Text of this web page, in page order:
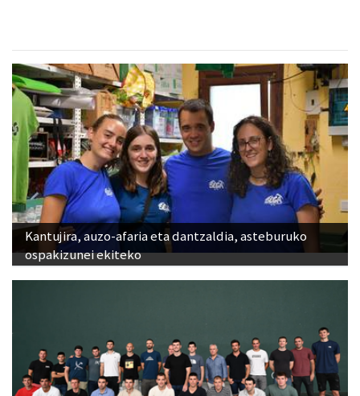
Kantujira, auzo-afaria eta dantzaldia, asteburuko
ospakizunei ekiteko